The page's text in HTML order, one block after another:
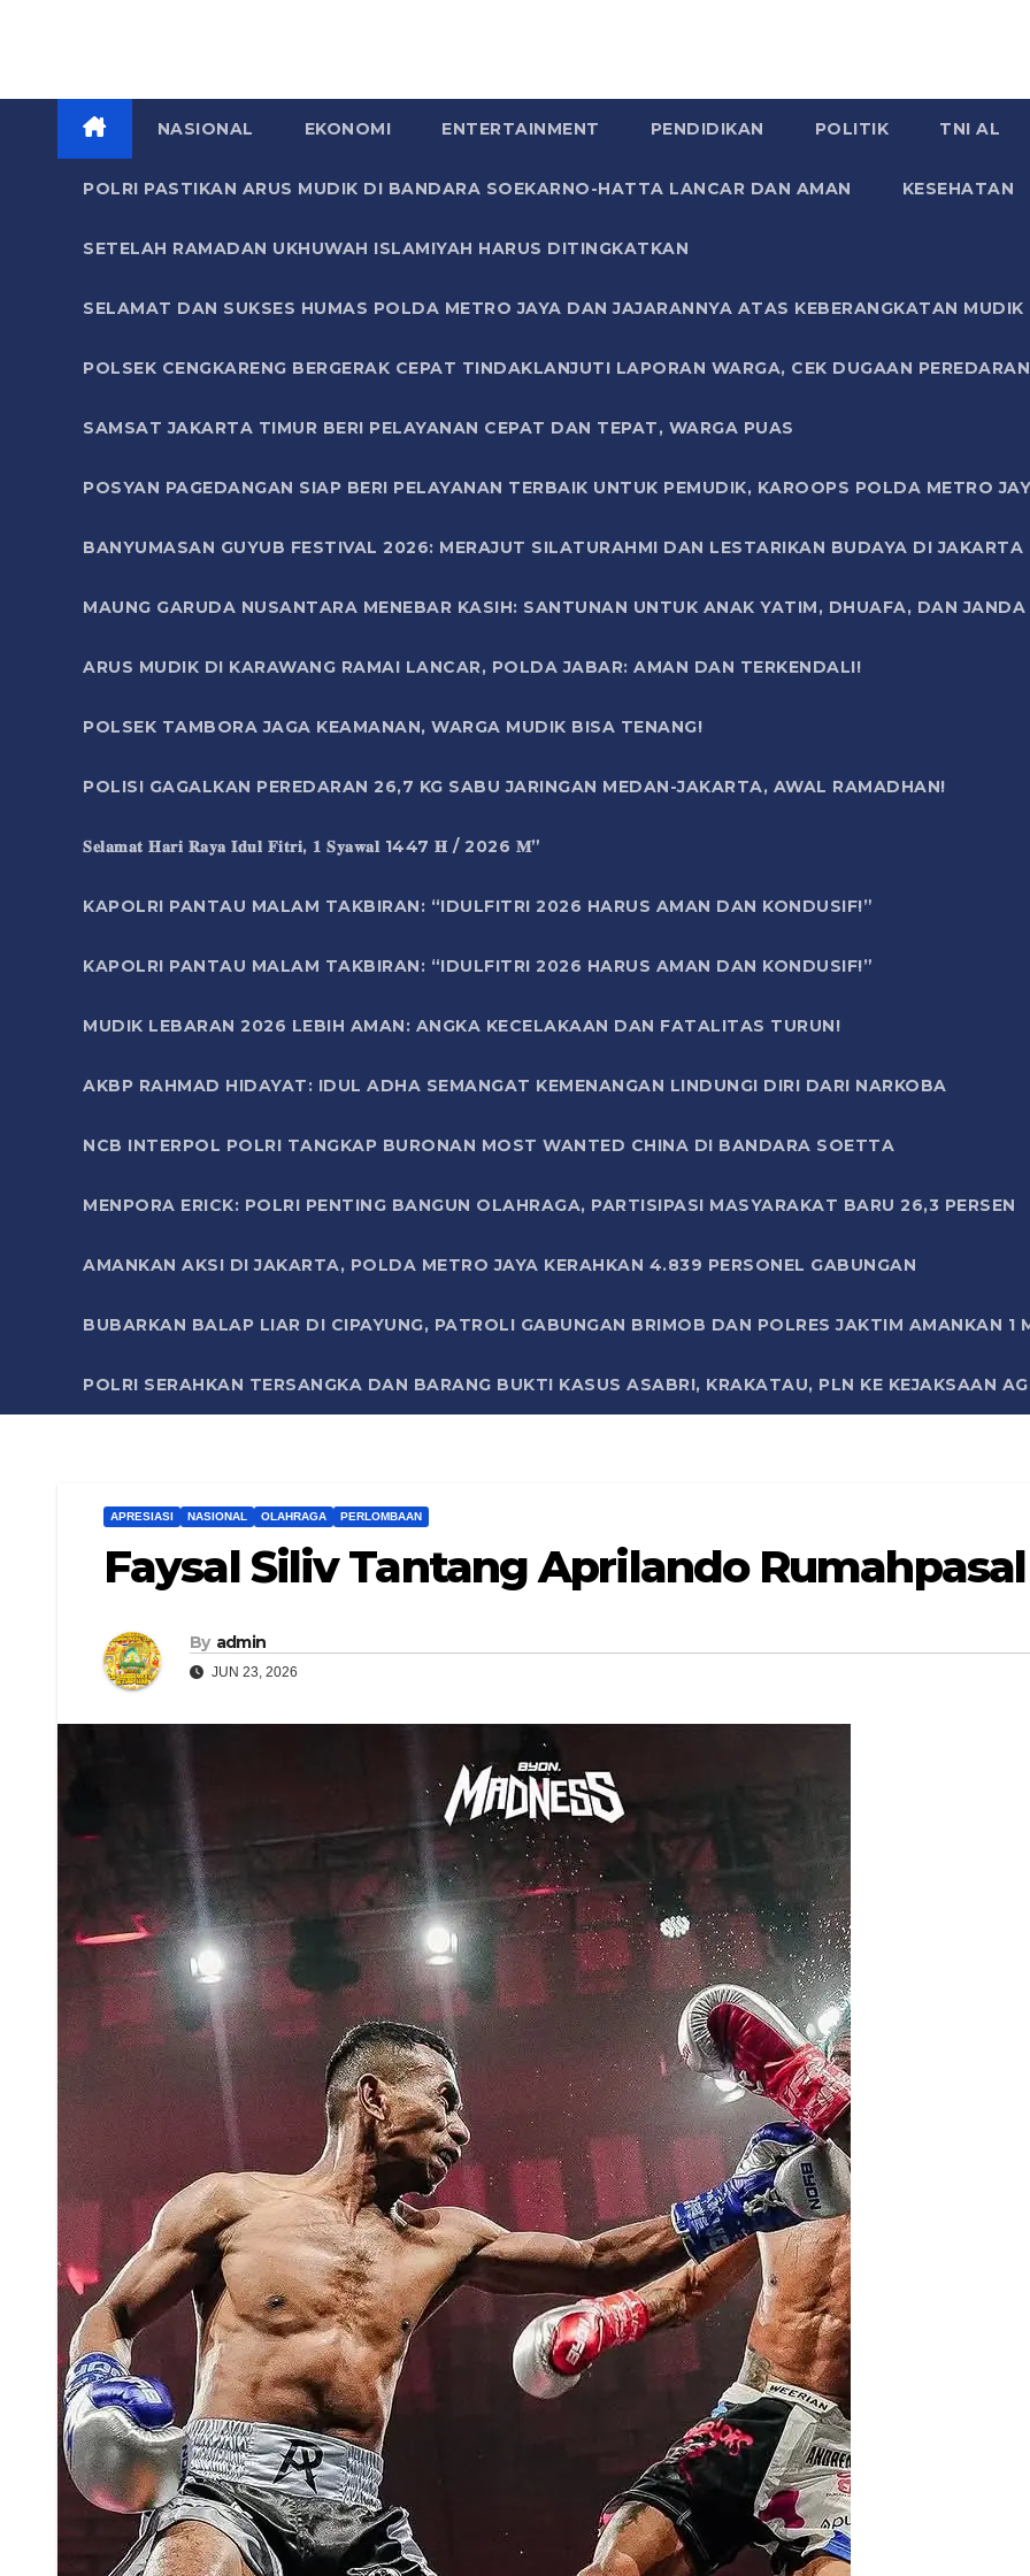
NASIONAL EKONOMI ENTERTAINMENT PENDIDIKAN POLITIK TNI AL
POLRI PASTIKAN ARUS MUDIK DI BANDARA SOEKARNO-HATTA LANCAR DAN AMAN KESEHATAN
SETELAH RAMADAN UKHUWAH ISLAMIYAH HARUS DITINGKATKAN
SELAMAT DAN SUKSES HUMAS POLDA METRO JAYA DAN JAJARANNYA ATAS KEBERANGKATAN
POLSEK CENGKARENG BERGERAK CEPAT TINDAKLANJUTI LAPORAN WARGA, CEK DUGAAN
SAMSAT JAKARTA TIMUR BERI PELAYANAN CEPAT DAN TEPAT, WARGA PUAS
POSYAN PAGEDANGAN SIAP BERI PELAYANAN TERBAIK UNTUK PEMUDIK, KAROOPS POLDA METRO
BANYUMASAN GUYUB FESTIVAL 2026: MERAJUT SILATURAHMI DAN LESTARIKAN BUDAYA DI JAKARTA
MAUNG GARUDA NUSANTARA MENEBAR KASIH: SANTUNAN UNTUK ANAK YATIM, DHUAFA, DAN
ARUS MUDIK DI KARAWANG RAMAI LANCAR, POLDA JABAR: AMAN DAN TERKENDALI!
POLSEK TAMBORA JAGA KEAMANAN, WARGA MUDIK BISA TENANG!
POLISI GAGALKAN PEREDARAN 26,7 KG SABU JARINGAN MEDAN-JAKARTA, AWAL RAMADHAN!
𝐒𝐞𝐥𝐚𝐦𝐚𝐭 𝐇𝐚𝐫𝐢 𝐑𝐚𝐲𝐚 𝐈𝐝𝐮𝐥 𝐅𝐢𝐭𝐫𝐢, 𝟏 𝐒𝐲𝐚𝐰𝐚𝐥 1447 𝐇 / 2026 𝐌”
KAPOLRI PANTAU MALAM TAKBIRAN: “IDULFITRI 2026 HARUS AMAN DAN KONDUSIF!”
KAPOLRI PANTAU MALAM TAKBIRAN: “IDULFITRI 2026 HARUS AMAN DAN KONDUSIF!”
MUDIK LEBARAN 2026 LEBIH AMAN: ANGKA KECELAKAAN DAN FATALITAS TURUN!
AKBP RAHMAD HIDAYAT: IDUL ADHA SEMANGAT KEMENANGAN LINDUNGI DIRI DARI NARKOBA
NCB INTERPOL POLRI TANGKAP BURONAN MOST WANTED CHINA DI BANDARA SOETTA
MENPORA ERICK: POLRI PENTING BANGUN OLAHRAGA, PARTISIPASI MASYARAKAT BARU 26,3 PERSEN
AMANKAN AKSI DI JAKARTA, POLDA METRO JAYA KERAHKAN 4.839 PERSONEL GABUNGAN
BUBARKAN BALAP LIAR DI CIPAYUNG, PATROLI GABUNGAN BRIMOB DAN POLRES JAKTIM AMANKAN 1
POLRI SERAHKAN TERSANGKA DAN BARANG BUKTI KASUS ASABRI, KRAKATAU, PLN KE KEJAKSAAN
APRESIASI NASIONAL OLAHRAGA PERLOMBAAN
Faysal Siliv Tantang Aprilando
By admin
JUN 23, 2026